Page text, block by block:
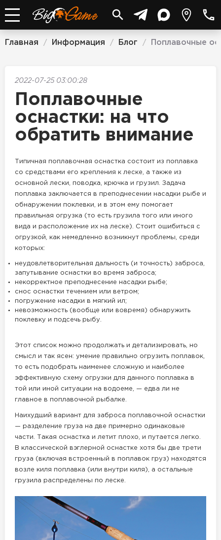
Главная / Информация / Блог / Поплавочные
2022-07-25 03:00:28
Поплавочные
оснастки: на что
обратить внимание
Типичная поплавочная оснастка состоит из поплавка
со средствами его крепления к леске, а также из
основной лески, поводка, крючка и грузил. Задача
поплавка заключается в преподнесении насадки рыбе и
обнаружении поклевки, и в этом ему помогает
правильная огрузка (то есть грузила того или иного
вида и расположение их на леске). Стоит ошибиться с
огрузкой, как немедленно возникнут проблемы, среди
которых:
неудовлетворительная дальность (и точность) заброса,
запутывание оснастки во время заброса;
некорректное преподнесение насадки рыбе;
снос оснастки течением или ветром;
погружение насадки в мягкий ил;
невозможность (вообще или вовремя) обнаружить
поклевку и подсечь рыбу.
Этот список можно продолжать и детализировать, но
смысл и так ясен: умение правильно огрузить поплавок,
то есть подобрать наименее сложную и наиболее
эффективную схему огрузки для данного поплавка в
той или иной ситуации на водоеме, — едва ли не
главное в поплавочной рыбалке.
Наихудший вариант для заброса поплавочной оснастки
— разделение груза на две примерно одинаковые
части. Такая оснастка и летит плохо, и путается легко.
В классической вэглерной оснастке хотя бы две трети
груза (включая встроенный в поплавок груз) находятся
возле киля поплавка (или внутри киля), а остальные
грузила распределены по леске.